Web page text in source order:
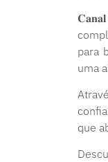
para
uma
que